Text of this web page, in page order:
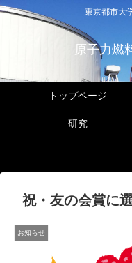
東京都市大
原子力燃
トップページ
研究
祝・友の会賞に
お知らせ